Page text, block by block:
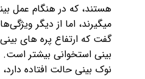
هستند، که در هنگام عمل
میگیرند، اما از دیگر
گفت که ارتفاع پره های
بینی استخوانی بیشتر است.
نوک بینی حالت افتاده